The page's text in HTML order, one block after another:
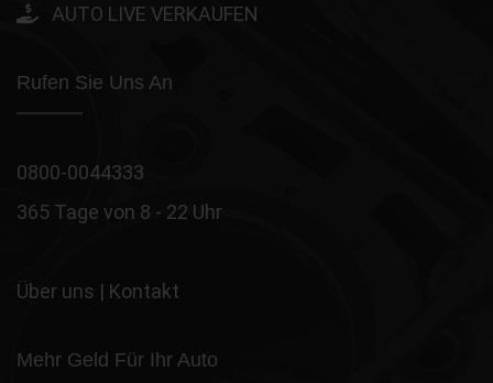
AUTO LIVE VERKAUFEN
Rufen Sie Uns An
0800-0044333
365 Tage von 8 - 22 Uhr
Über uns | Kontakt
Mehr Geld Für Ihr Auto